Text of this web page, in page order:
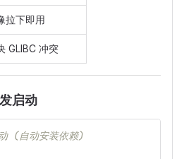
拉下即用
GLIBC 冲突
启动
(自动安装依赖)